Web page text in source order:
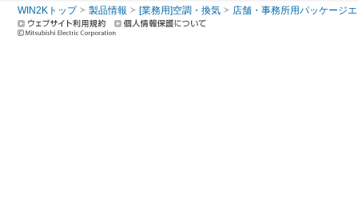
WIN2Kトップ 製品情報 [業務用]空調・換気 店舗・事務所用パッケージ